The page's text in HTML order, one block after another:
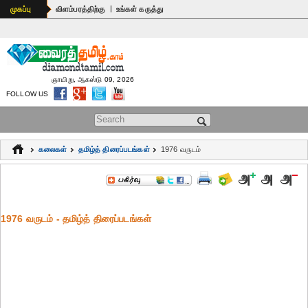
முகப்பு விளம்பரத்திற்கு | உங்கள் கருத்து
Search form
ஞாயிறு, ஆகஸ்டு 09, 2026
FOLLOW US
கலைகள் தமிழ்த் திரைப்படங்கள் 1976 வருடம்
1976 வருடம் - தமிழ்த் திரைப்படங்கள்